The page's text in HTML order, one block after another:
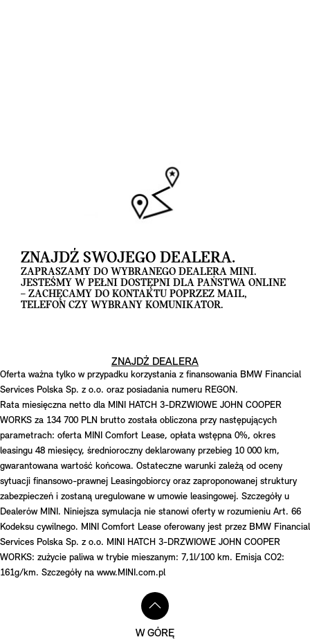
ZNAJDŹ SWOJEGO DEALERA.
ZAPRASZAMY DO WYBRANEGO DEALERA MINI.
JESTEŚMY W PEŁNI DOSTĘPNI DLA PAŃSTWA ONLINE
– ZACHĘCAMY DO KONTAKTU POPRZEZ MAIL,
TELEFON CZY WYBRANY KOMUNIKATOR.
ZNAJDŹ DEALERA
Oferta ważna tylko w przypadku korzystania z finansowania BMW Financial
Services Polska Sp. z o.o. oraz posiadania numeru REGON.
Rata miesięczna netto dla MINI HATCH 3-DRZWIOWE JOHN COOPER
WORKS za 134 700 PLN brutto została obliczona przy następujących
parametrach: oferta MINI Comfort Lease, opłata wstępna 0%, okres
leasingu 48 miesięcy, średnioroczny deklarowany przebieg 10 000 km,
gwarantowana wartość końcowa. Ostateczne warunki zależą od oceny
sytuacji finansowo-prawnej Leasingobiorcy oraz zaproponowanej struktury
zabezpieczeń i zostaną uregulowane w umowie leasingowej. Szczegóły u
Dealerów MINI. Niniejsza symulacja nie stanowi oferty w rozumieniu Art. 66
Kodeksu cywilnego. MINI Comfort Lease oferowany jest przez BMW Financial
Services Polska Sp. z o.o. MINI HATCH 3-DRZWIOWE JOHN COOPER
WORKS: zużycie paliwa w trybie mieszanym: 7,1l/100 km. Emisja CO2:
161g/km. Szczegóły na www.MINI.com.pl
W GÓRĘ